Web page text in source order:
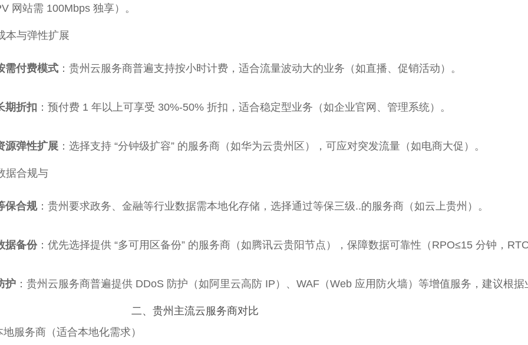
网站需 100Mbps 独享）。
本与弹性扩展
需付费模式 ：贵州云服务商普遍支持按小时计费，适合流量波动大的业务（如直播、促销活动）。
期折扣 ：预付费 1 年以上可享受 30%-50% 折扣，适合稳定型业务（如企业官网、管理系统）。
源弹性扩展 ：选择支持 “分钟级扩容” 的服务商（如华为云贵州区），可应对突发流量（如电商大促）。
据合规与
保合规：贵州要求政务、金融等行业数据需本地化存储，选择通过等保三级..的服务商（如云上贵州）。
据备份：优先选择提供 “多可用区备份” 的服务商（如腾讯云贵阳节点），保障数据可靠性（RPO≤15 分钟，
护 ：贵州云服务商普遍提供 DDoS 防护（如阿里云高防 IP）、WAF（Web 应用防火墙）等增值服务，建议根
二、贵州主流云服务商对比
地服务商（适合本地化需求）